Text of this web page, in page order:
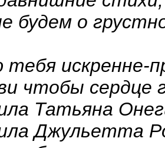
будем о
искренне-
чтобы сердце
Татьяна
Джульетта